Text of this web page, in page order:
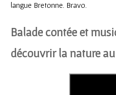
langue Bretonne. Bravo.
Balade contée et
découvrir la nature